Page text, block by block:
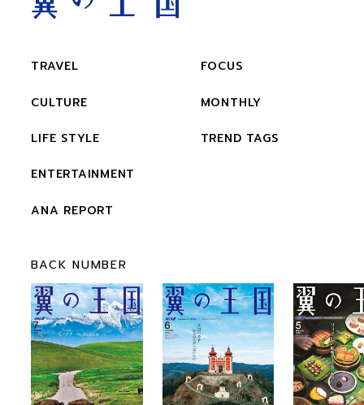
TRAVEL
CULTURE
LIFE STYLE
ENTERTAINMENT
ANA REPORT
FOCUS
MONTHLY
TREND TAGS
BACK NUMBER